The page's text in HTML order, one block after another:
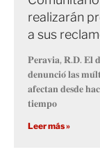
realizarán
a sus
𝐏𝐞𝐫𝐚𝐯𝐢𝐚, 𝐑.𝐃. 𝐄𝐥
𝐝𝐞𝐧𝐮𝐧𝐜𝐢𝐨́ 𝐥𝐚𝐬
𝐚𝐟𝐞𝐜𝐭𝐚𝐧 𝐝𝐞𝐬𝐝𝐞
𝐭𝐢𝐞𝐦𝐩𝐨
Leer más »